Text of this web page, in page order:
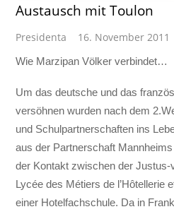
Austausch mit Toulon
Presidenta 16. November 2011
Wie Marzipan Völker verbindet…
Um das deutsche und das
versöhnen wurden nach dem
und Schulpartnerschaften ins
aus der Partnerschaft
der Kontakt zwischen der Justus-
Lycée des Métiers de l’Hôtellerie
einer Hotelfachschule. Da in